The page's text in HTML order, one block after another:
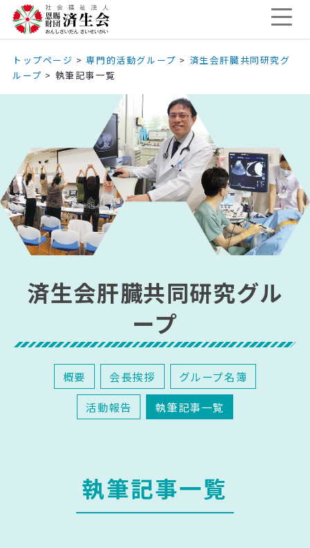
トップページ >専門的活動グループ > 済生会肝臓共同研究グ
ループ > 執筆記事一覧
済生会肝臓共同研究グル
ープ
概要 会長挨拶
グループ名簿
活動報告
執筆記事一覧
執筆記事一覧